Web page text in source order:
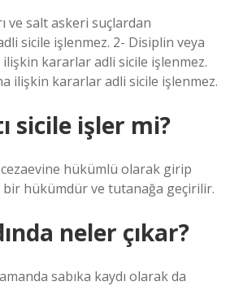
ve salt askeri suçlardan
sicile işlenmez. 2- Disiplin veya
ilişkin kararlar adli sicile işlenmez.
ilişkin kararlar adli sicile işlenmez.
sicile işler mi?
hükümlü olarak girip
bir hükümdür ve tutanağa geçirilir.
neler çıkar?
sabıka kaydı olarak da